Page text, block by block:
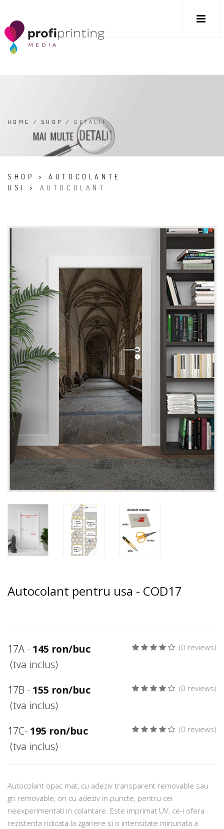
HOME / SHOP / DETALII
SHOP >AUTOCOLANTE
USI
> AUTOCOLANT
Autocolant pentru usa - COD17
17A - 145 ron/buc
(tva inclus)
(0 reviews)
17B - 155 ron/buc
(tva inclus)
(0 reviews)
17C- 195 ron/buc
(tva inclus)
(0 reviews)
Autocolant opac mat, cu adeziv transparent removable sau
gri removable, ori cu adeziv in puncte, pentru cei
neexperimentati in colantare. Este imprimat UV, ce-i ofera
rezistenta ridicata la zgariere si o intensitate minunata a